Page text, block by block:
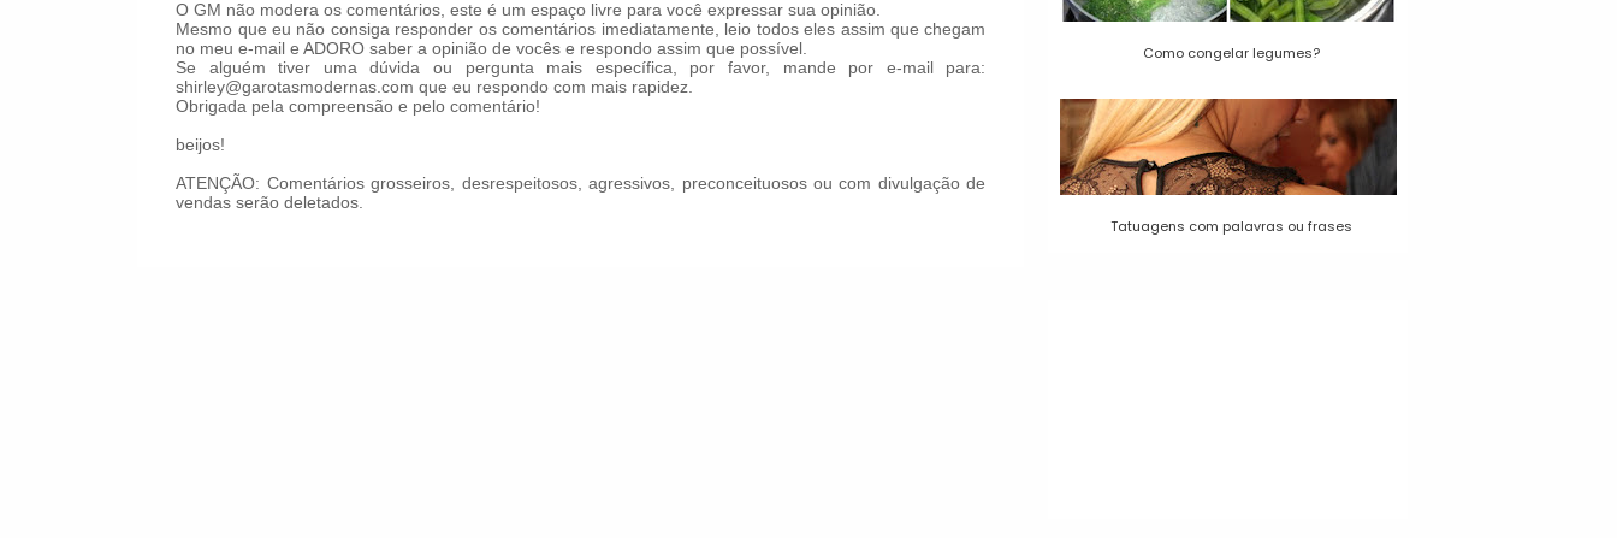
O GM não modera os comentários, este é um espaço livre para você expressar sua opinião.
Mesmo que eu não consiga responder os comentários imediatamente, leio todos eles assim que chegam
no meu e-mail e ADORO saber a opinião de vocês e respondo assim que possível.
Se alguém tiver uma dúvida ou pergunta mais específica, por favor, mande por e-mail para:
shirley@garotasmodernas.com que eu respondo com mais rapidez.
Obrigada pela compreensão e pelo comentário!
beijos!
ATENÇÃO: Comentários grosseiros, desrespeitosos, agressivos, preconceituosos ou com divulgação de
vendas serão deletados.
Como congelar legumes?
Tatuagens com palavras ou frases